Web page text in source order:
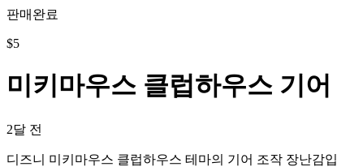
판매완료
$5
미키마우스 클럽하우스 기
2달 전
디즈니 미키마우스 클럽하우스 테마의 기어 조작 장난감